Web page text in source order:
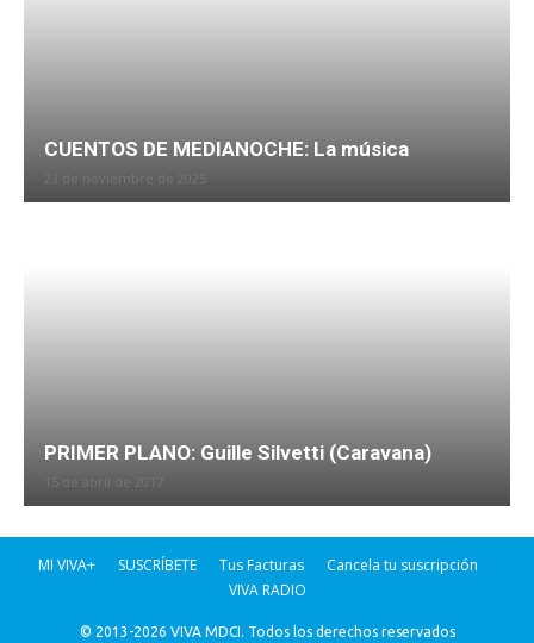
CUENTOS DE MEDIANOCHE: La música
23 de noviembre de 2025
PRIMER PLANO: Guille Silvetti (Caravana)
15 de abril de 2017
MI VIVA+ SUSCRÍBETE Tus Facturas
Cancela tu suscripción
VIVA RADIO
© 2013-2026 VIVA MDCI. Todos los derechos reservados